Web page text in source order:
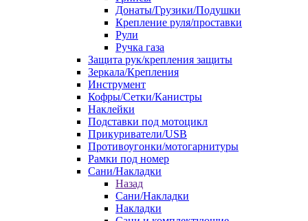
Донаты/Грузики/Подушки
Крепление руля/проставки
Рули
Ручка газа
Защита рук/крепления защиты
Зеркала/Крепления
Инструмент
Кофры/Сетки/Канистры
Наклейки
Подставки под мотоцикл
Прикуриватели/USB
Противоугонки/мотогарнитуры
Рамки под номер
Сани/Накладки
Назад
Сани/Накладки
Накладки